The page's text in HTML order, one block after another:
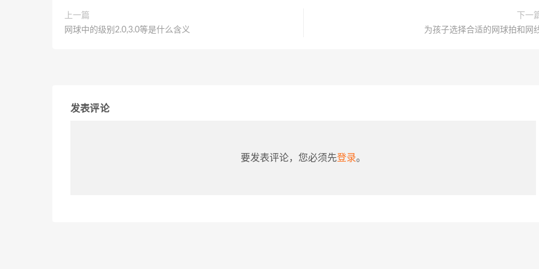
上一篇
网球中的级别2.0,3.0等是什么含义
下一
为孩子选择合适的网球拍和网
发表评论
要发表评论，您必须先登录。